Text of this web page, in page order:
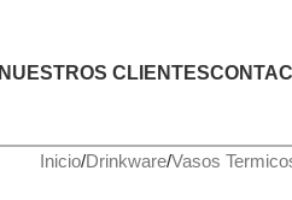
NUESTROS CLIENTES
Inicio Drinkware Vasos